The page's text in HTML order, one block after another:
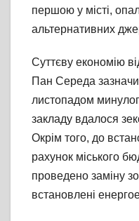
першою у місті,
альтернативних
Суттєву економію
Пан Середа
листопадом
закладу вдалося
Окрім того, до
рахунок міського
проведено заміну
встановлені